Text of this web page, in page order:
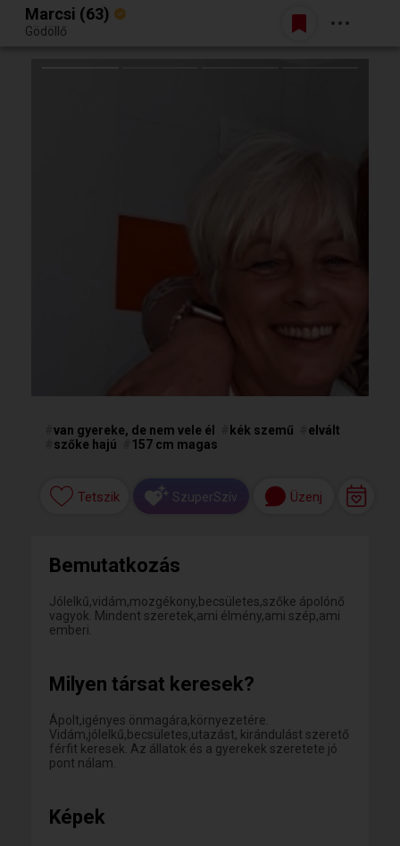
Egy jó randiból bármi lehet.
Belépés
Marcsi (63)
Gödöllő
van gyereke, de nem vele él kék szemű
elvált
szőke hajú 157 cm magas
Tetszik SzuperSzív Üzenj
Bemutatkozás
Jólelkű,vidám,mozgékony,becsületes,szőke ápolónő
vagyok. Mindent szeretek,ami élmény,ami szép,ami
emberi.
Milyen társat keresek?
Ápolt,igényes önmagára,környezetére.
Vidám,jólelkű,becsületes,utazást, kirándulást szerető
férfit keresek. Az állatok és a gyerekek szeretete jó
pont nálam.
Képek